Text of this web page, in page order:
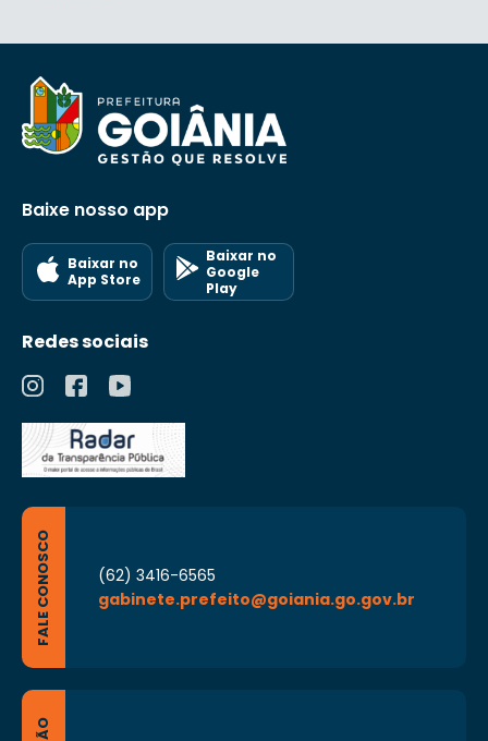
Baixe nosso app
Baixar no
App Store
Baixar no
Google
Play
Redes sociais
FALE CONOSCO
(62) 3416-6565
gabinete.prefeito@goiania.go.gov.br